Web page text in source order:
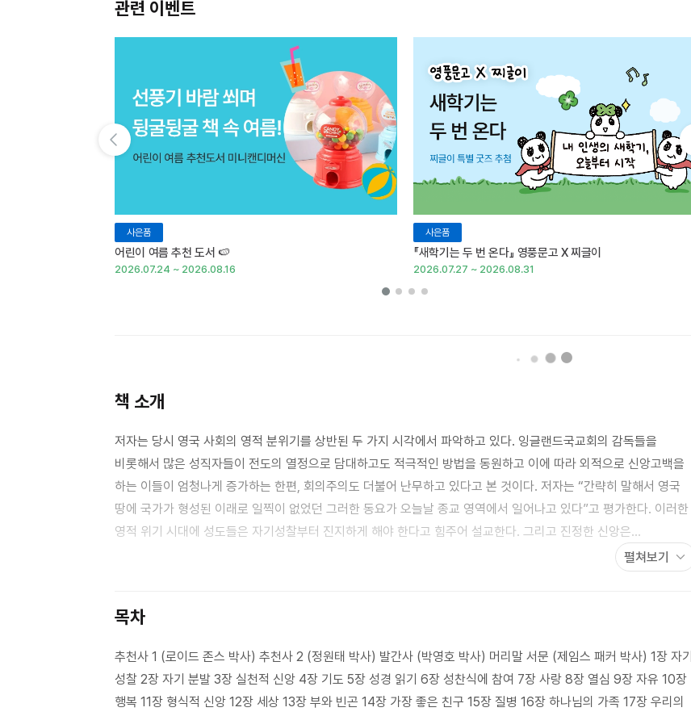
관련 이벤트
사은품
어린이 여름 추천 도서 🍉
2026.07.24 ~ 2026.08.16
사은품
『새학기는 두 번 온다』 영풍문고 X 찌글이
2026.07.27 ~ 2026.08.31
책 소개
저자는 당시 영국 사회의 영적 분위기를 상반된 두 가지 시각에서 파악하고 있다. 잉글랜드국교회의 감독들을
비롯해서 많은 성직자들이 전도의 열정으로 담대하고도 적극적인 방법을 동원하고 이에 따라 외적으로 신앙고백을
하는 이들이 엄청나게 증가하는 한편, 회의주의도 더불어 난무하고 있다고 본 것이다. 저자는 “간략히 말해서 영국
땅에 국가가 형성된 이래로 일찍이 없었던 그러한 동요가 오늘날 종교 영역에서 일어나고 있다”고 평가한다. 이러한
영적 위기 시대에 성도들은 자기성찰부터 진지하게 해야 한다고 힘주어 설교한다. 그리고 진정한 신앙은
실제적이어야, 즉 “순수하고 참되고 정직하고 완전하며 내적이고 견고하고 본질적이고 고유하며 살아있고
영속적”이어야 한다고 힘주어 말한다. 저자는 본서를 통해 성도들이 실제적인 신앙을 어떻게 실천해나가야 할지를
펼쳐보기
목차
추천사 1 (로이드 존스 박사) 추천사 2 (정원태 박사) 발간사 (박영호 박사) 머리말 서문 (제임스 패커 박사) 1장 자기
성찰 2장 자기 분발 3장 실천적 신앙 4장 기도 5장 성경 읽기 6장 성찬식에 참여 7장 사랑 8장 열심 9장 자유 10장
행복 11장 형식적 신앙 12장 세상 13장 부와 빈곤 14장 가장 좋은 친구 15장 질병 16장 하나님의 가족 17장 우리의